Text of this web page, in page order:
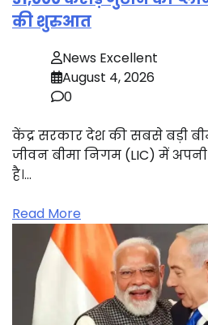
की शुरुआत
News Excellent
August 4, 2026
0
केंद्र सरकार देश की सबसे बड़ी
जीवन बीमा निगम (LIC) में अपनी
है।…
Read More